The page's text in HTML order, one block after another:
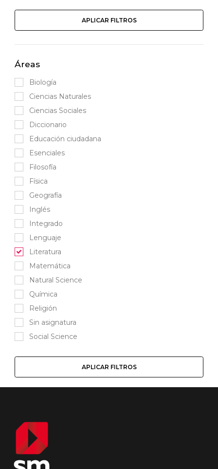
APLICAR FILTROS
Áreas
Biología
Ciencias Naturales
Ciencias Sociales
Diccionario
Educación ciudadana
Esenciales
Filosofía
Física
Geografía
Inglés
Integrado
Lenguaje
Literatura
Matemática
Natural Science
Química
Religión
Sin asignatura
Social Science
APLICAR FILTROS